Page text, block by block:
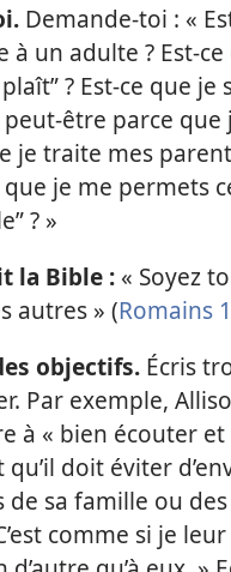
Demande-toi : «
à un adulte ? Est-
plaît” ? Est-ce que
être parce que
je traite mes
je me permets
? »
la Bible :« Soyez
autres » (Romains
objectifs.Écris
Par exemple,
à « bien écouter
doit éviter
sa famille ou
comme si je